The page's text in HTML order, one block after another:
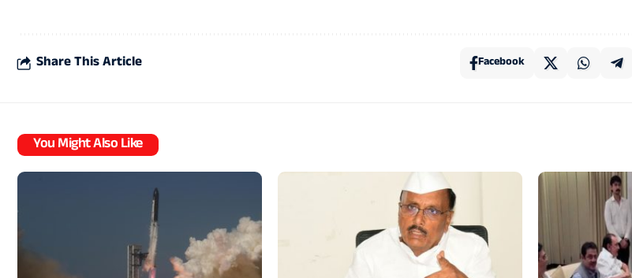
Share This Article Facebook
You Might Also Like